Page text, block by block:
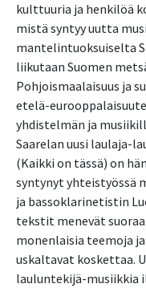
kulttuuria ja henkilöä
mistä syntyy uutta
mantelintuoksuiselta
liikutaan Suomen
Pohjoismaalaisuus ja
etelä-
yhdistelmän ja
Saarelan uusi laulaja-
(Kaikki on tässä) on
syntynyt yhteistyössä
ja bassoklarinetistin
tekstit menevät
monenlaisia teemoja
uskaltavat koskettaa.
lauluntekijä-musiikkia